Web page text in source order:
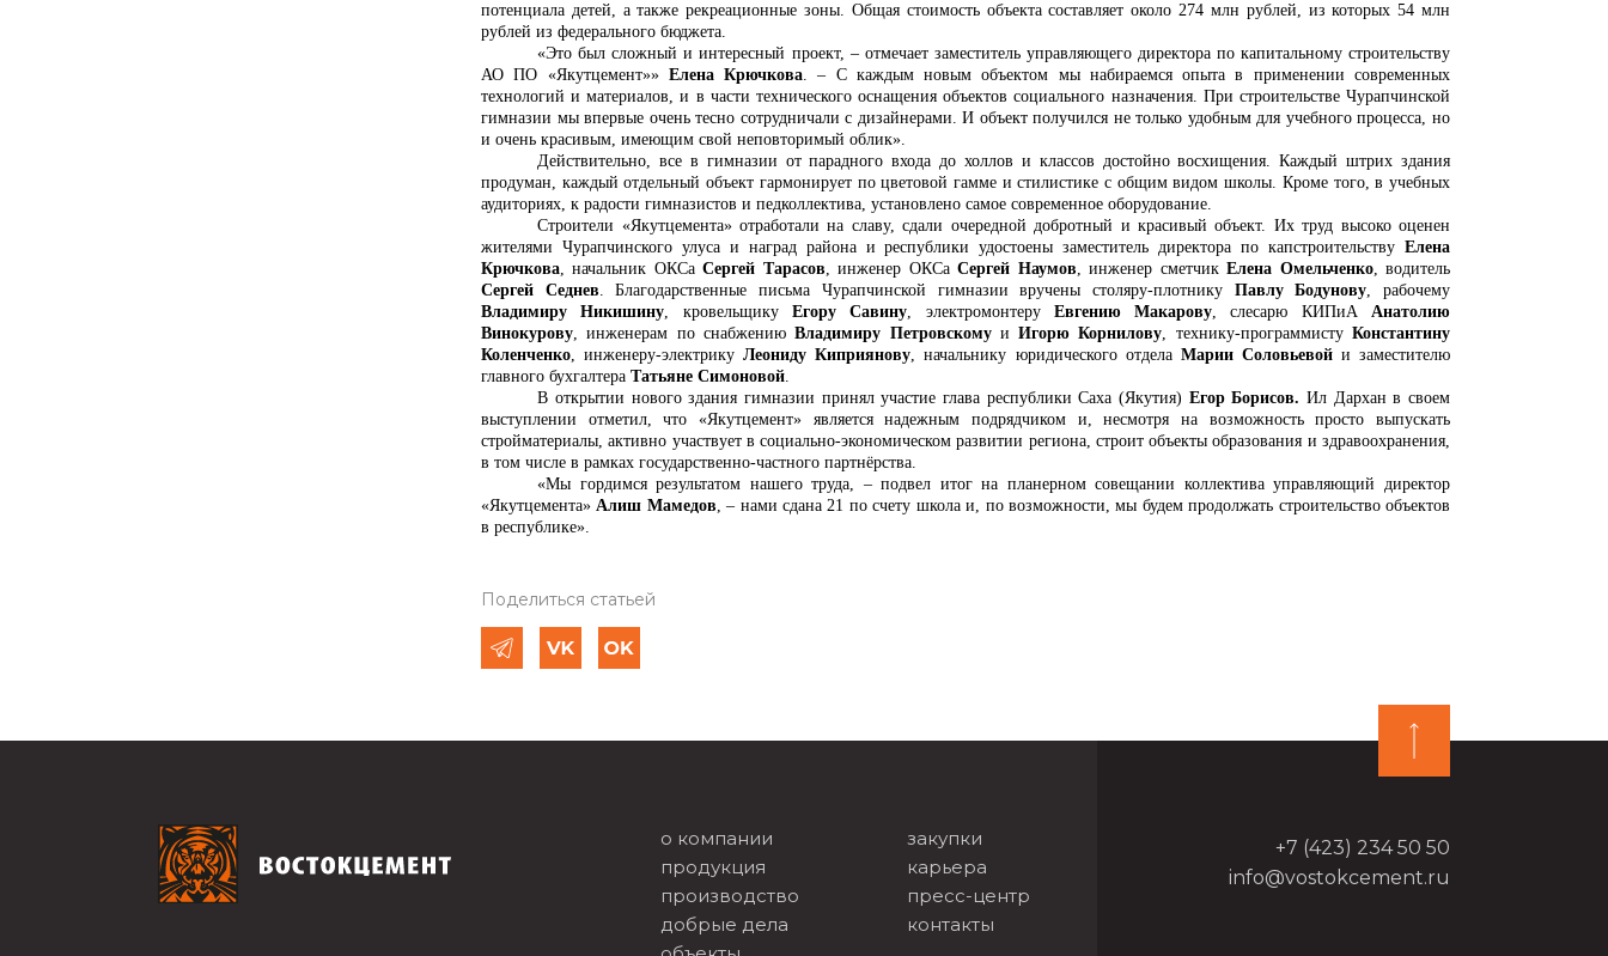
потенциала детей, а также рекреационные зоны. Общая стоимость объекта составляет около 274 млн рублей, из которых 54 млн
рублей из федерального бюджета.
«Это был сложный и интересный проект, – отмечает заместитель управляющего директора по капитальному строительству
АО ПО «Якутцемент»» Елена Крючкова. – С каждым новым объектом мы набираемся опыта в применении современных
технологий и материалов, и в части технического оснащения объектов социального назначения. При строительстве Чурапчинской
гимназии мы впервые очень тесно сотрудничали с дизайнерами. И объект получился не только удобным для учебного процесса, но
и очень красивым, имеющим свой неповторимый облик».
Действительно, все в гимназии от парадного входа до холлов и классов достойно восхищения. Каждый штрих здания
продуман, каждый отдельный объект гармонирует по цветовой гамме и стилистике с общим видом школы. Кроме того, в учебных
аудиториях, к радости гимназистов и педколлектива, установлено самое современное оборудование.
Строители «Якутцемента» отработали на славу, сдали очередной добротный и красивый объект. Их труд высоко оценен
жителями Чурапчинского улуса и наград района и республики удостоены заместитель директора по капстроительству Елена
Крючкова, начальник ОКСаСергей Тарасов, инженер ОКСаСергей Наумов, инженер сметчикЕлена Омельченко, водитель
Сергей Седнев. Благодарственные письма Чурапчинской гимназии вручены столяру-плотнику Павлу Бодунову, рабочему
Владимиру Никишину, кровельщику Егору Савину, электромонтеру Евгению Макарову, слесарю КИПиААнатолию
Винокурову, инженерам по снабжениюВладимиру ПетровскомуиИгорю Корнилову, технику-программистуКонстантину
Коленченко, инженеру-электрикуЛеониду Киприянову, начальнику юридического отдела Марии Соловьевойи заместителю
главного бухгалтера Татьяне Симоновой.
В открытии нового здания гимназии принял участие глава республики Саха (Якутия) Егор Борисов. Ил Дархан в своем
выступлении отметил, что «Якутцемент» является надежным подрядчиком и, несмотря на возможность просто выпускать
стройматериалы, активно участвует в социально-экономическом развитии региона, строит объекты образования и здравоохранения,
в том числе в рамках государственно-частного партнёрства.
«Мы гордимся результатом нашего труда, – подвел итог на планерном совещании коллектива управляющий директор
«Якутцемента»Алиш Мамедов, – нами сдана 21 по счету школа и, по возможности, мы будем продолжать строительство объектов
в республике».
Поделиться статьей
о компании
продукция
производство
добрые дела
закупки
карьера
пресс-центр
контакты
+7 (423) 234 50 50
info@vostokcement.ru